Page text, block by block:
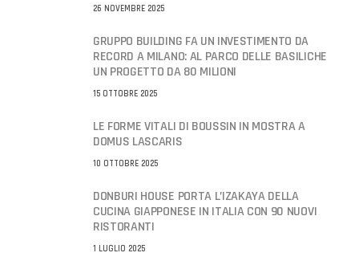
26 NOVEMBRE 2025
GRUPPO BUILDING FA UN INVESTIMENTO DA
RECORD A MILANO: AL PARCO DELLE BASILICHE
UN PROGETTO DA 80 MILIONI
15 OTTOBRE 2025
LE FORME VITALI DI BOUSSIN IN MOSTRA A
DOMUS LASCARIS
10 OTTOBRE 2025
DONBURI HOUSE PORTA L’IZAKAYA DELLA
CUCINA GIAPPONESE IN ITALIA CON 90 NUOVI
RISTORANTI
1 LUGLIO 2025